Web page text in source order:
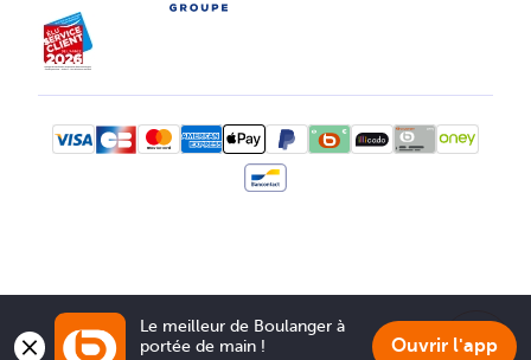
Le meilleur de Boulanger à
portée de main !
Ouvrir l'app